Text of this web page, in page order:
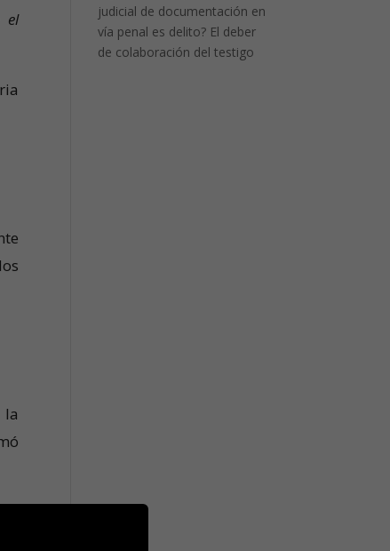
el
la
judicial de documentación en
vía penal es delito? El deber
de colaboración del testigo